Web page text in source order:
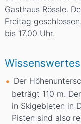
Gasthaus Rössle.
Freitag
bis 17.00 Uhr.
Wissenswertes
Der
beträgt 110 m.
in Skigebieten in
Pisten sind also